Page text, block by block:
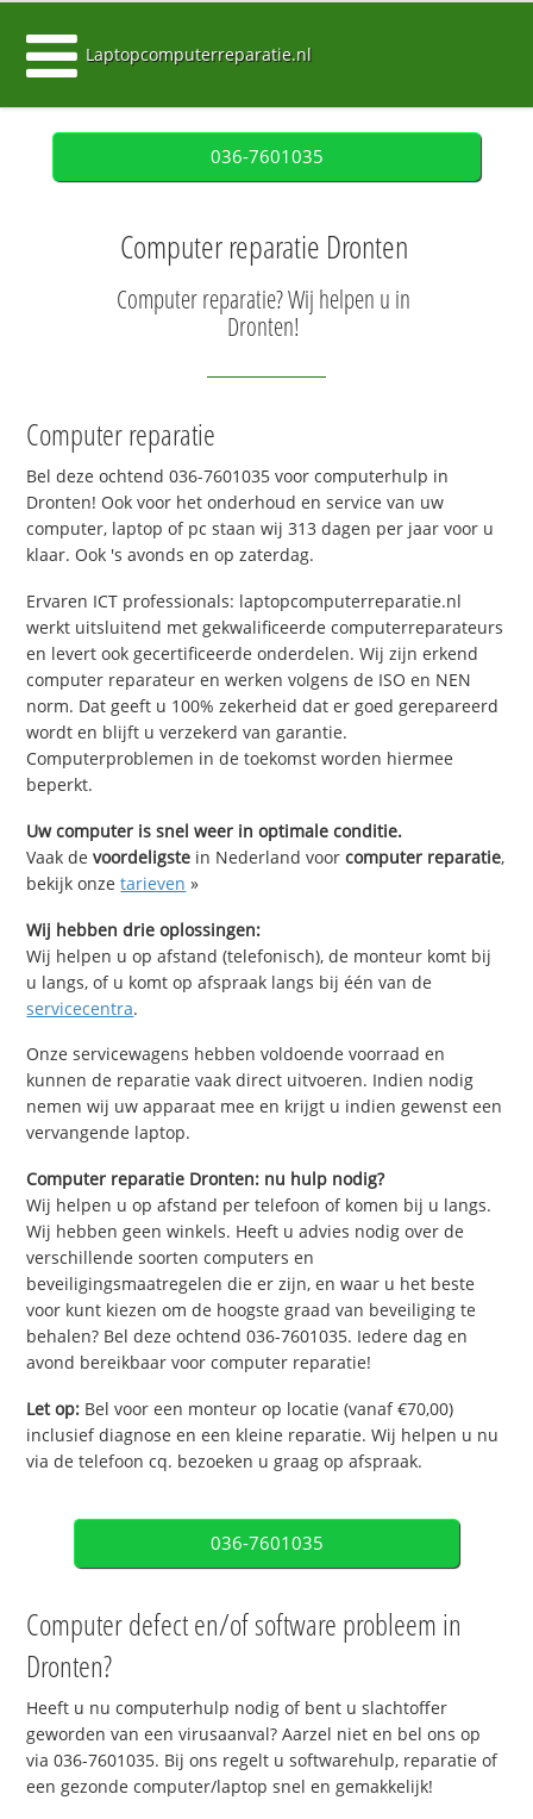
Laptopcomputerreparatie.nl
036-7601035
Computer reparatie Dronten
Computer reparatie? Wij helpen u in
Dronten!
Computer reparatie
Bel deze ochtend 036-7601035 voor computerhulp in
Dronten! Ook voor het onderhoud en service van uw
computer, laptop of pc staan wij 313 dagen per jaar voor u
klaar. Ook 's avonds en op zaterdag.
Ervaren ICT professionals: laptopcomputerreparatie.nl
werkt uitsluitend met gekwalificeerde computerreparateurs
en levert ook gecertificeerde onderdelen. Wij zijn erkend
computer reparateur en werken volgens de ISO en NEN
norm. Dat geeft u 100% zekerheid dat er goed gerepareerd
wordt en blijft u verzekerd van garantie.
Computerproblemen in de toekomst worden hiermee
beperkt.
Uw computer is snel weer in optimale conditie.
Vaak devoordeligste in Nederland voorcomputer reparatie,
bekijk onzetarieven »
Wij hebben drie oplossingen:
Wij helpen u op afstand (telefonisch), de monteur komt bij
u langs, of u komt op afspraak langs bij één van de
servicecentra.
Onze servicewagens hebben voldoende voorraad en
kunnen de reparatie vaak direct uitvoeren. Indien nodig
nemen wij uw apparaat mee en krijgt u indien gewenst een
vervangende laptop.
Computer reparatie Dronten: nu hulp nodig?
Wij helpen u op afstand per telefoon of komen bij u langs.
Wij hebben geen winkels. Heeft u advies nodig over de
verschillende soorten computers en
beveiligingsmaatregelen die er zijn, en waar u het beste
voor kunt kiezen om de hoogste graad van beveiliging te
behalen? Bel deze ochtend 036-7601035. Iedere dag en
avond bereikbaar voor computer reparatie!
Let op: Bel voor een monteur op locatie (vanaf €70,00)
inclusief diagnose en een kleine reparatie. Wij helpen u nu
via de telefoon cq. bezoeken u graag op afspraak.
036-7601035
Computer defect en/of software probleem in
Dronten?
Heeft u nu computerhulp nodig of bent u slachtoffer
geworden van een virusaanval? Aarzel niet en bel ons op
via 036-7601035. Bij ons regelt u softwarehulp, reparatie of
een gezonde computer/laptop snel en gemakkelijk!